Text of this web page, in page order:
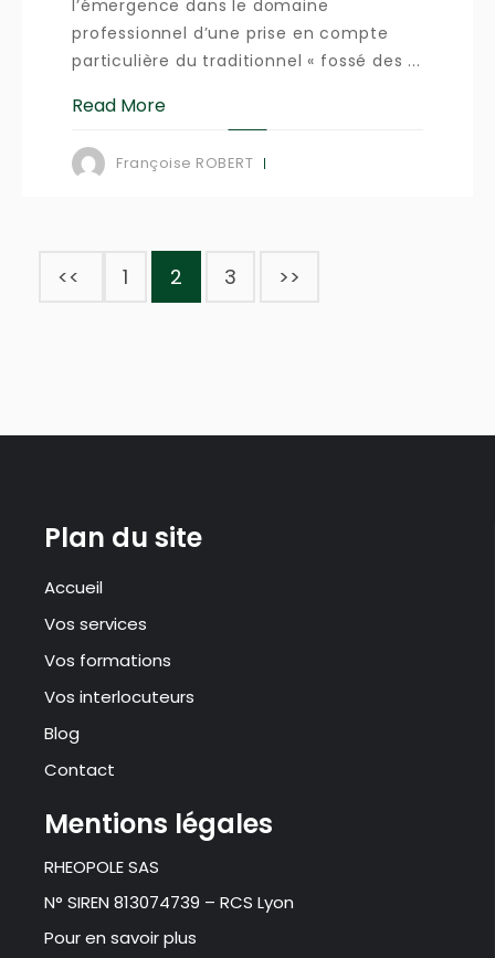
l’émergence dans le domaine
professionnel d’une prise en compte
particulière du traditionnel « fossé des ...
Read More
Françoise ROBERT
<< 1 2 3 >>
Plan du site
Accueil
Vos services
Vos formations
Vos interlocuteurs
Blog
Contact
Mentions légales
RHEOPOLE SAS
N° SIREN 813074739 – RCS Lyon
Pour en savoir plus